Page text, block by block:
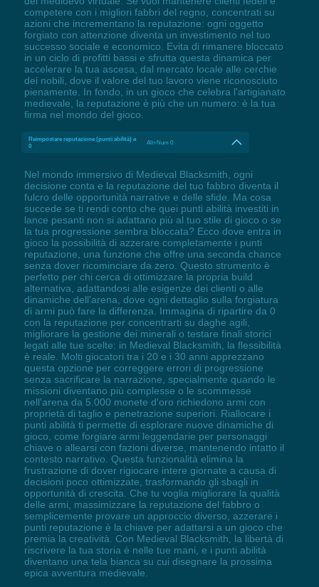
competere con i migliori fabbri del regno, concentrati su
azioni che incrementano la reputazione: ogni oggetto
forgiato con attenzione diventa un investimento nel tuo
successo sociale e economico. Evita di rimanere bloccato
in un ciclo di profitti bassi e sfrutta questa dinamica per
accelerare la tua ascesa, dal mercato locale alle cerchie
dei nobili, dove il valore del tuo lavoro viene riconosciuto
pienamente. In fondo, in un gioco che celebra l'artigianato
medievale, la reputazione è più che un numero: è la tua
firma nel mondo del gioco.
Reimpostare reputazione (punti abilità) a
0
Alt+Num 0
Nel mondo immersivo di Medieval Blacksmith, ogni
decisione conta e la reputazione del tuo fabbro diventa il
fulcro delle opportunità narrative e delle sfide. Ma cosa
succede se ti rendi conto che quei punti abilità investiti in
lance pesanti non si adattano più al tuo stile di gioco o se
la tua progressione sembra bloccata? Ecco dove entra in
gioco la possibilità di azzerare completamente i punti
reputazione, una funzione che offre una seconda chance
senza dover ricominciare da zero. Questo strumento è
perfetto per chi cerca di ottimizzare la propria build
alternativa, adattandosi alle esigenze dei clienti o alle
dinamiche dell'arena, dove ogni dettaglio sulla forgiatura
di armi può fare la differenza. Immagina di ripartire da 0
con la reputazione per concentrarti su daghe agili,
migliorare la gestione dei minerali o testare finali storici
legati alle tue scelte: in Medieval Blacksmith, la flessibilità
è reale. Molti giocatori tra i 20 e i 30 anni apprezzano
questa opzione per correggere errori di progressione
senza sacrificare la narrazione, specialmente quando le
missioni diventano più complesse o le scommesse
nell'arena da 5.000 monete d'oro richiedono armi con
proprietà di taglio e penetrazione superiori. Riallocare i
punti abilità ti permette di esplorare nuove dinamiche di
gioco, come forgiare armi leggendarie per personaggi
chiave o allearsi con fazioni diverse, mantenendo intatto il
contesto narrativo. Questa funzionalità elimina la
frustrazione di dover rigiocare intere giornate a causa di
decisioni poco ottimizzate, trasformando gli sbagli in
opportunità di crescita. Che tu voglia migliorare la qualità
delle armi, massimizzare la reputazione del fabbro o
semplicemente provare un approccio diverso, azzerare i
punti reputazione è la chiave per adattarsi a un gioco che
premia la creatività. Con Medieval Blacksmith, la libertà di
riscrivere la tua storia è nelle tue mani, e i punti abilità
diventano una tela bianca su cui disegnare la prossima
epica avventura medievale.